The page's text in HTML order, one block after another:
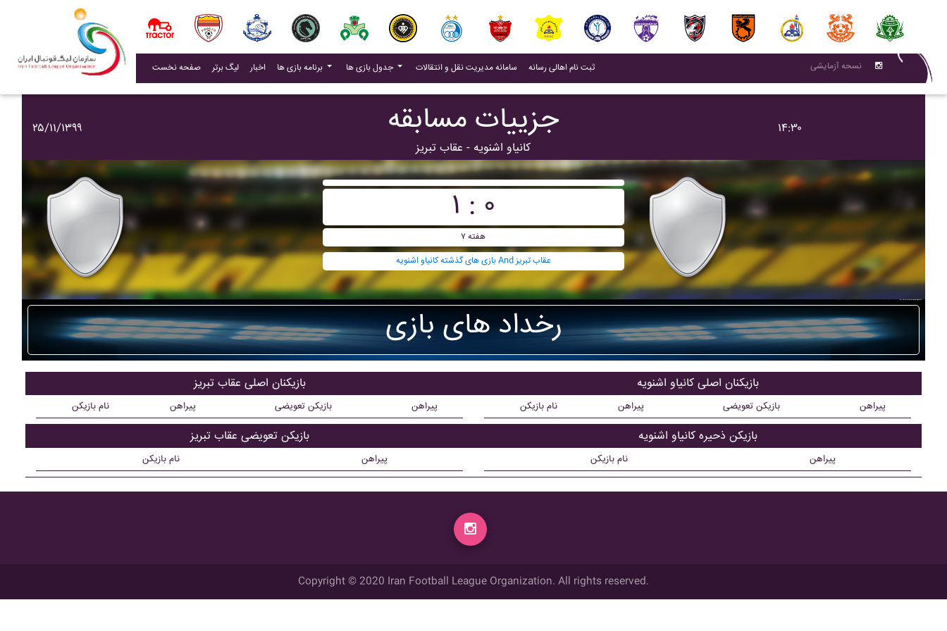
صفحه نخست لیگ برتر اخبار(current) برنامه بازی ها جدول بازی ها سامانه مدیریت نقل و انتقالات (current)
ثبت نام اهالی رسانه(current) نسحه آزمایشی
۲۵/۱۱/۱۳۹۹ جزییات مسابقه
کانياو اشنويه - عقاب تبريز
۱۴:۳۰
۱ : ۰
هفته ۷
بازی های گذشته کانياو اشنويه And عقاب تبريز
رخداد های بازی
بازیکنان اصلی عقاب تبريز
نام بازیکن پیراهن بازیکن تعویضی پیراهن
بازیکن تعویضی عقاب تبريز
نام بازیکن پیراهن
بازیکنان اصلی کانياو اشنويه
نام بازیکن پیراهن بازیکن تعویضی پیراهن
بازیکن ذحیره کانياو اشنويه
نام بازیکن پیراهن
Copyright © 2020 Iran Football League Organization. All rights reserved.